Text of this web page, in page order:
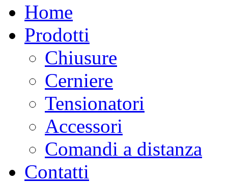
Home
Prodotti
Chiusure
Cerniere
Tensionatori
Accessori
Comandi a distanza
Contatti